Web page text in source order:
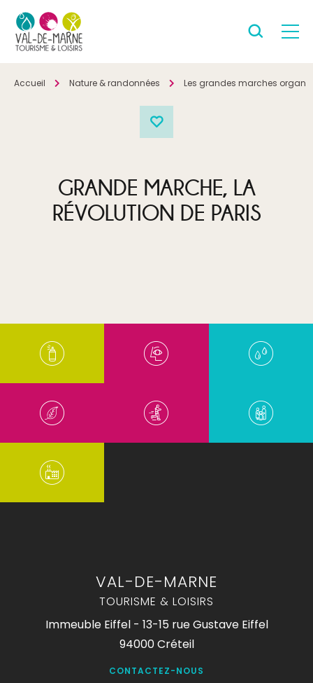
Accueil Nature & randonnées Les grandes marches
GRANDE MARCHE, LA
RÉVOLUTION DE PARIS
VAL-DE-MARNE
TOURISME & LOISIRS
Immeuble Eiffel - 13-15 rue Gustave Eiffel
94000 Créteil
CONTACTEZ-NOUS